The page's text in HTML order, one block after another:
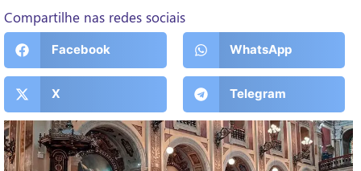
Compartilhe nas redes sociais
Facebook WhatsApp
X Telegram